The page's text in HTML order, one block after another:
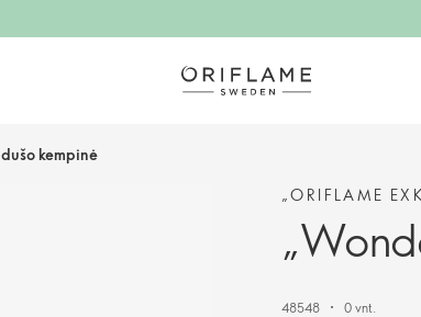
kempinė
„ORIFLAME
48548 0 vnt.